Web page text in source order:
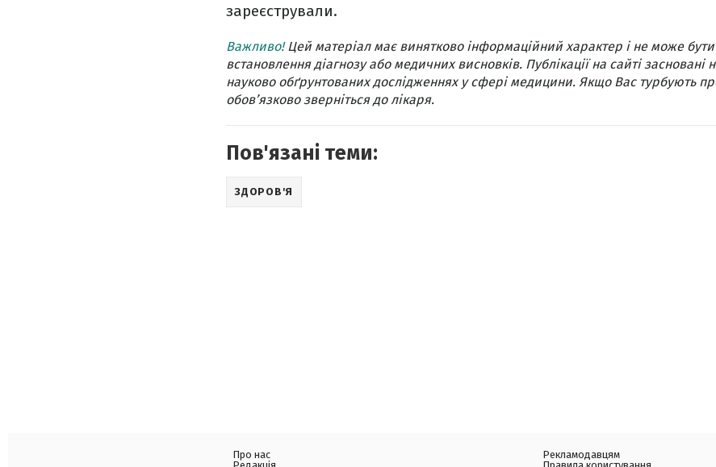
зареєстрували.
Важливо!Цей матеріал має винятково інформаційний характер і не може
встановлення діагнозу або медичних висновків. Публікації на сайті засновані
науково обґрунтованих дослідженнях у сфері медицини. Якщо Вас турбують
обов’язково зверніться до лікаря.
Пов'язані теми:
ЗДОРОВ'Я
Про нас
Рекламодавцям